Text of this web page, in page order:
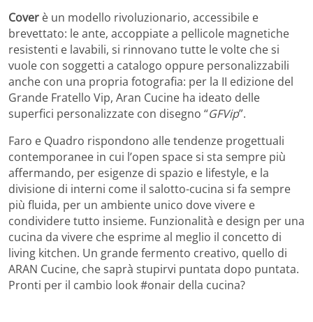
Cover è un modello rivoluzionario, accessibile e
brevettato: le ante, accoppiate a pellicole magnetiche
resistenti e lavabili, si rinnovano tutte le volte che si
vuole con soggetti a catalogo oppure personalizzabili
anche con una propria fotografia: per la II edizione del
Grande Fratello Vip, Aran Cucine ha ideato delle
superfici personalizzate con disegno “GFVip”.
Faro e Quadro rispondono alle tendenze progettuali
contemporanee in cui l’open space si sta sempre più
affermando, per esigenze di spazio e lifestyle, e la
divisione di interni come il salotto-cucina si fa sempre
più fluida, per un ambiente unico dove vivere e
condividere tutto insieme. Funzionalità e design per una
cucina da vivere che esprime al meglio il concetto di
living kitchen. Un grande fermento creativo, quello di
ARAN Cucine, che saprà stupirvi puntata dopo puntata.
Pronti per il cambio look #onair della cucina?